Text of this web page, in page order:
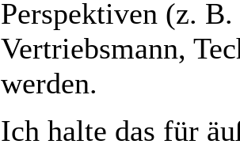
Perspektiven (z.
Vertriebsmann,
werden.
Ich halte das für